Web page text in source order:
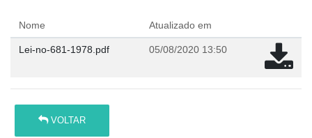
Nome Atualizado em
Lei-no-681-1978.pdf 05/08/2020 13:50
VOLTAR